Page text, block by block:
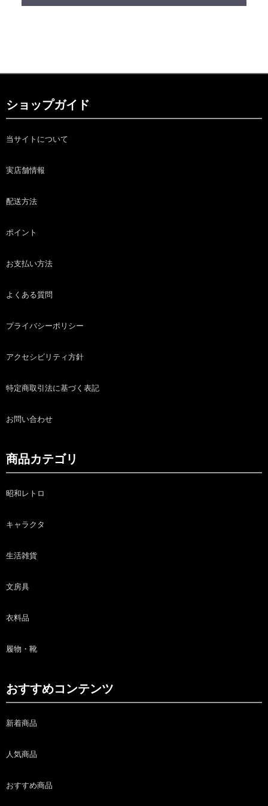
ショップガイド
当サイトについて
実店舗情報
配送方法
ポイント
お支払い方法
よくある質問
プライバシーポリシー
アクセシビリティ方針
特定商取引法に基づく表記
お問い合わせ
商品カテゴリ
昭和レトロ
キャラクタ
生活雑貨
文房具
衣料品
履物・靴
おすすめコンテンツ
新着商品
人気商品
おすすめ商品